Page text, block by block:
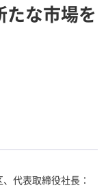
たな市場を
代表取締役社長：